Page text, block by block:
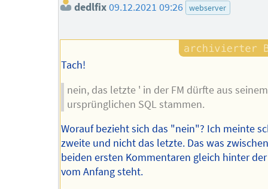
dedlfix 09.12.2021 09:26 webserver
Tach!
nein, das letzte ' in der FM dürfte aus seinem
ursprünglichen SQL stammen.
Worauf bezieht sich das "nein"? Ich meinte
zweite und nicht das letzte. Das was
beiden ersten Kommentaren gleich hinter
vom Anfang steht.